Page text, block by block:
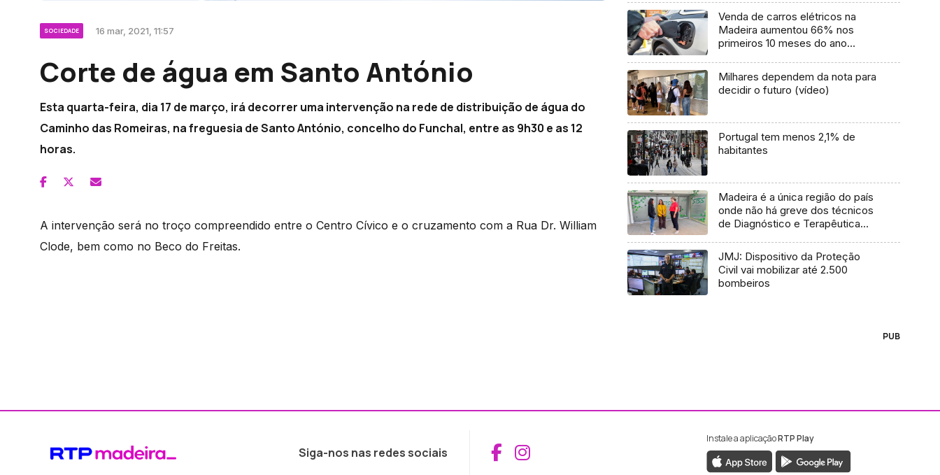
SOCIEDADE 16 mar, 2021, 11:57
Corte de água em Santo António
Esta quarta-feira, dia 17 de março, irá decorrer uma intervenção na rede de distribuição de água do
Caminho das Romeiras, na freguesia de Santo António, concelho do Funchal, entre as 9h30 e as 12
horas.
A intervenção será no troço compreendido entre o Centro Cívico e o cruzamento com a Rua Dr. William
Clode, bem como no Beco do Freitas.
Venda de carros elétricos na
Madeira aumentou 66% nos
primeiros 10 meses do ano
Milhares dependem da nota para
decidir o futuro (vídeo)
Portugal tem menos 2,1% de
habitantes
Madeira é a única região do país
onde não há greve dos técnicos
de Diagnóstico e Terapêutica
JMJ: Dispositivo da Proteção
Civil vai mobilizar até 2.500
bombeiros
PUB
Siga-nos nas redes sociais Aceder ao Facebook da RTP Madeira
Aceder ao Instagram da RTP Madeira
Instale a aplicaçãoRTP Play